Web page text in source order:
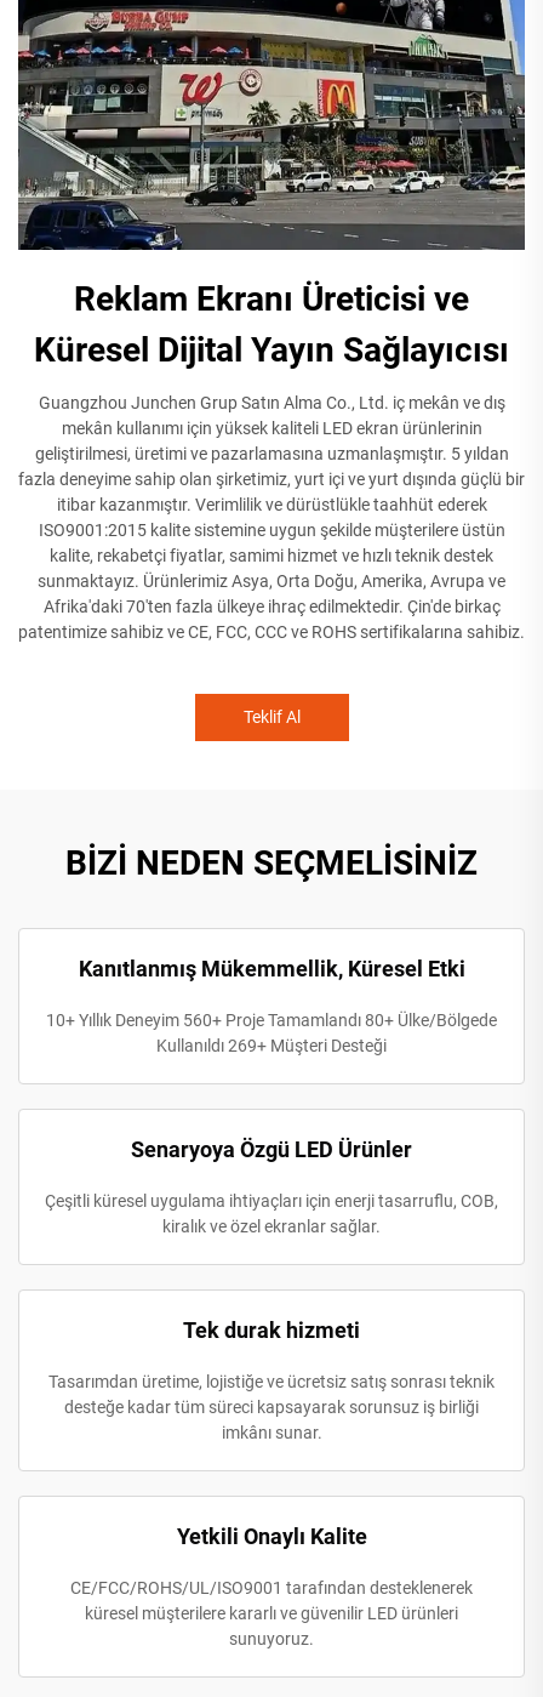
Reklam Ekranı Üreticisi ve
Küresel Dijital Yayın Sağlayıcısı
Guangzhou Junchen Grup Satın Alma Co., Ltd. iç mekân ve dış
mekân kullanımı için yüksek kaliteli LED ekran ürünlerinin
geliştirilmesi, üretimi ve pazarlamasına uzmanlaşmıştır. 5 yıldan
fazla deneyime sahip olan şirketimiz, yurt içi ve yurt dışında güçlü bir
itibar kazanmıştır. Verimlilik ve dürüstlükle taahhüt ederek
ISO9001:2015 kalite sistemine uygun şekilde müşterilere üstün
kalite, rekabetçi fiyatlar, samimi hizmet ve hızlı teknik destek
sunmaktayız. Ürünlerimiz Asya, Orta Doğu, Amerika, Avrupa ve
Afrika'daki 70'ten fazla ülkeye ihraç edilmektedir. Çin'de birkaç
patentimize sahibiz ve CE, FCC, CCC ve ROHS sertifikalarına sahibiz.
Teklif Al
BİZİ NEDEN SEÇMELİSİNİZ
Kanıtlanmış Mükemmellik, Küresel Etki
10+ Yıllık Deneyim 560+ Proje Tamamlandı 80+ Ülke/Bölgede
Kullanıldı 269+ Müşteri Desteği
Senaryoya Özgü LED Ürünler
Çeşitli küresel uygulama ihtiyaçları için enerji tasarruflu, COB,
kiralık ve özel ekranlar sağlar.
Tek durak hizmeti
Tasarımdan üretime, lojistiğe ve ücretsiz satış sonrası teknik
desteğe kadar tüm süreci kapsayarak sorunsuz iş birliği
imkânı sunar.
Yetkili Onaylı Kalite
CE/FCC/ROHS/UL/ISO9001 tarafından desteklenerek
küresel müşterilere kararlı ve güvenilir LED ürünleri
sunuyoruz.